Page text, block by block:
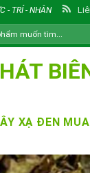
- TRÍ - NHÂN
XẠ ĐEN